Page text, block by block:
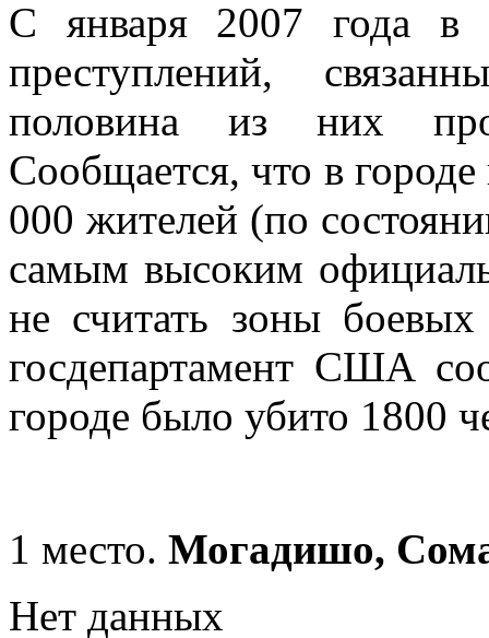
С января 2007 года в
преступлений,
половина из них
Сообщается, что в
000 жителей (по
самым высоким
не считать зоны
госдепартамент США
городе было убито 1800
1 место. Могадишо,
Нет данных